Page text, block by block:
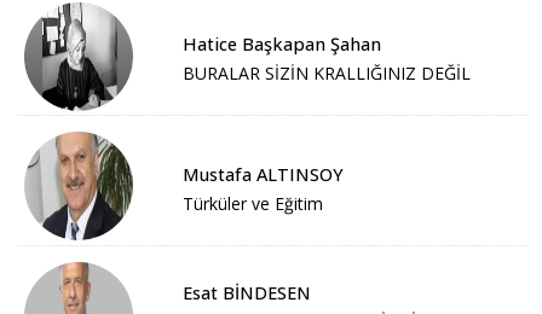
Hatice Başkapan Şahan
BURALAR SİZİN KRALLIĞINIZ DEĞİL
Mustafa ALTINSOY
Türküler ve Eğitim
Esat BİNDESEN